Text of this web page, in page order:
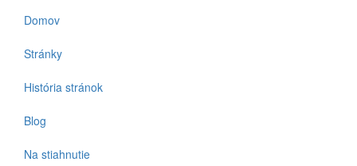
Domov
Stránky
História stránok
Blog
Na stiahnutie